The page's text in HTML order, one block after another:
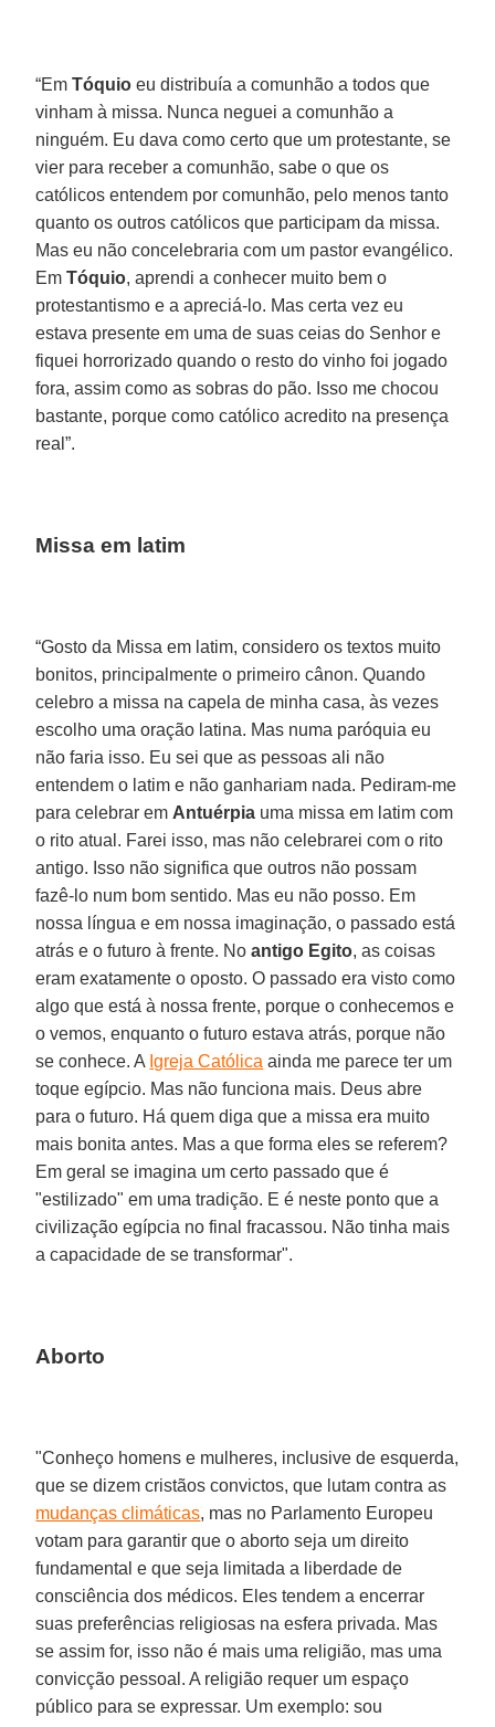
“EmTóquio eu distribuía a comunhão a todos que
vinham à missa. Nunca neguei a comunhão a
ninguém. Eu dava como certo que um protestante, se
vier para receber a comunhão, sabe o que os
católicos entendem por comunhão, pelo menos tanto
quanto os outros católicos que participam da missa.
Mas eu não concelebraria com um pastor evangélico.
EmTóquio, aprendi a conhecer muito bem o
protestantismo e a apreciá-lo. Mas certa vez eu
estava presente em uma de suas ceias do Senhor e
fiquei horrorizado quando o resto do vinho foi jogado
fora, assim como as sobras do pão. Isso me chocou
bastante, porque como católico acredito na presença
real”.
Missa em latim
“Gosto da Missa em latim, considero os textos muito
bonitos, principalmente o primeiro cânon. Quando
celebro a missa na capela de minha casa, às vezes
escolho uma oração latina. Mas numa paróquia eu
não faria isso. Eu sei que as pessoas ali não
entendem o latim e não ganhariam nada. Pediram-me
para celebrar em Antuérpia uma missa em latim com
o rito atual. Farei isso, mas não celebrarei com o rito
antigo. Isso não significa que outros não possam
fazê-lo num bom sentido. Mas eu não posso. Em
nossa língua e em nossa imaginação, o passado está
atrás e o futuro à frente. Noantigo Egito, as coisas
eram exatamente o oposto. O passado era visto como
algo que está à nossa frente, porque o conhecemos e
o vemos, enquanto o futuro estava atrás, porque não
se conhece. A Igreja Católica ainda me parece ter um
toque egípcio. Mas não funciona mais. Deus abre
para o futuro. Há quem diga que a missa era muito
mais bonita antes. Mas a que forma eles se referem?
Em geral se imagina um certo passado que é
"estilizado" em uma tradição. E é neste ponto que a
civilização egípcia no final fracassou. Não tinha mais
a capacidade de se transformar".
Aborto
"Conheço homens e mulheres, inclusive de esquerda,
que se dizem cristãos convictos, que lutam contra as
mudanças climáticas, mas no Parlamento Europeu
votam para garantir que o aborto seja um direito
fundamental e que seja limitada a liberdade de
consciência dos médicos. Eles tendem a encerrar
suas preferências religiosas na esfera privada. Mas
se assim for, isso não é mais uma religião, mas uma
convicção pessoal. A religião requer um espaço
público para se expressar. Um exemplo: sou